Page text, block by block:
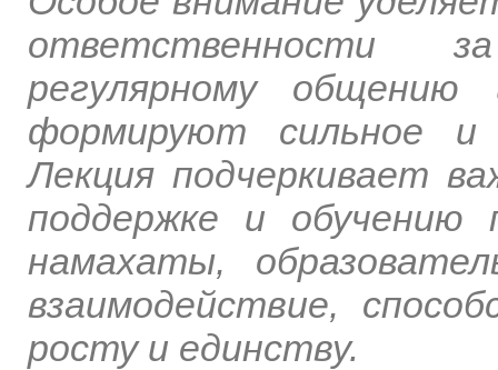
ответственности
регулярному общению
формируют сильное и
Лекция подчеркивает
поддержке и обучению
намахаты,
взаимодействие,
росту и единству.